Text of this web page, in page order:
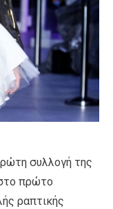
συλλογή της
πρώτο
ραπτικής